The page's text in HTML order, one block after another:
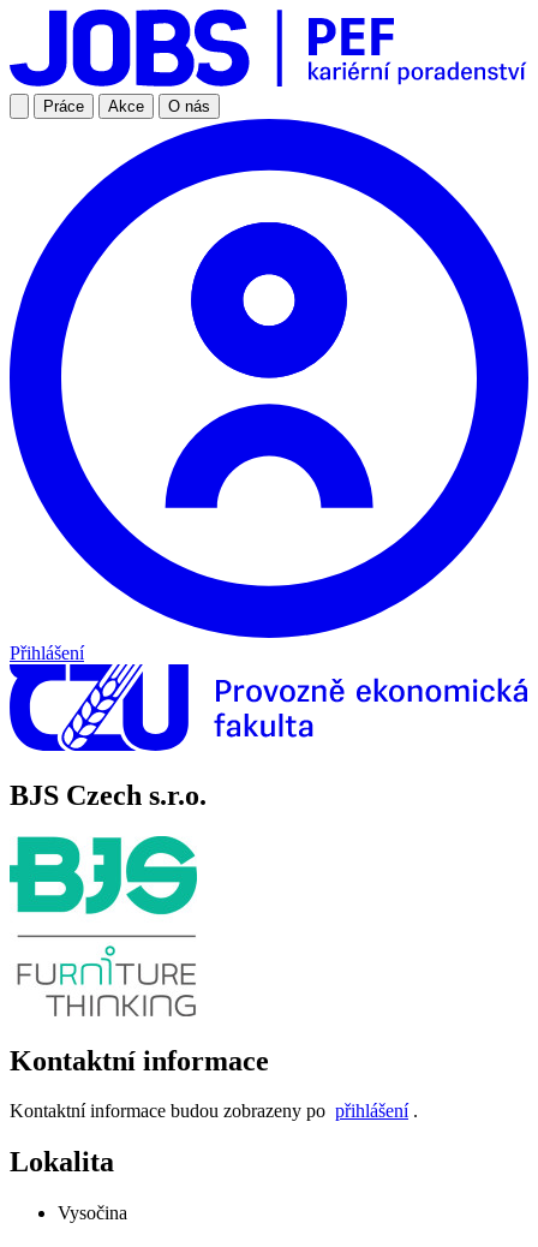
Práce Akce O nás
Přihlášení
BJS Czech s.r.o.
Kontaktní informace
Kontaktní informace budou zobrazeny po přihlášení.
Lokalita
Vysočina